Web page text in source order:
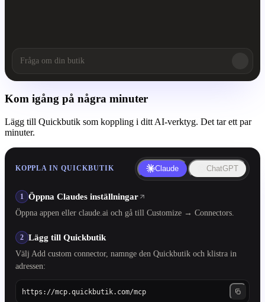
Kom igång på några minuter
Lägg till Quickbutik som koppling i ditt AI-verktyg. Det tar ett par
minuter.
KOPPLA IN QUICKBUTIK Claude ChatGPT
1 Öppna Claudes inställningar
Öppna appen eller claude.ai och gå till Customize → Connectors.
2 Lägg till Quickbutik
Välj Add custom connector, namnge den Quickbutik och klistra in
adressen:
https://mcp.quickbutik.com/mcp